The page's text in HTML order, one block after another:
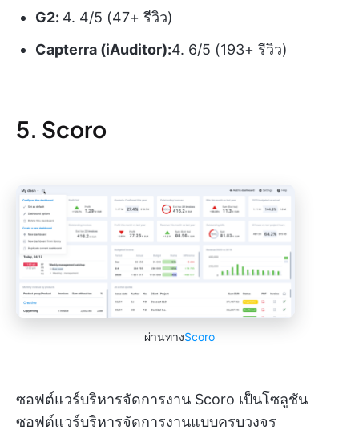
G2: 4. 4/5 (47+ รีวิว)
Capterra (iAuditor):4. 6/5 (193+ รีวิว)
5. Scoro
ผ่านทางScoro
ซอฟต์แวร์บริหารจัดการงาน Scoro เป็นโซลูชัน
ซอฟต์แวร์บริหารจัดการงานแบบครบวงจร